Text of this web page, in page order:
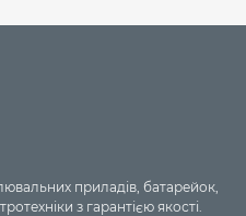
приладів, батарейок,
з гарантією якості.